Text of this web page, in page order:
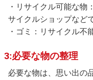
・リサイクル可能な物
サイクルショップなど
・ゴミ：リサイクル不
3:必要な物の整理
必要な物は、思い出の